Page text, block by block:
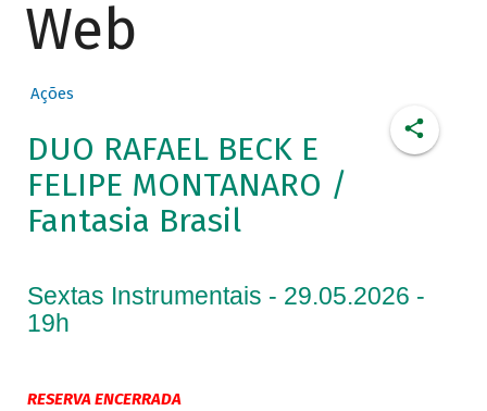
Web
Ações
DUO RAFAEL BECK E
FELIPE MONTANARO /
Fantasia Brasil
Sextas Instrumentais - 29.05.2026 -
19h
RESERVA ENCERRADA